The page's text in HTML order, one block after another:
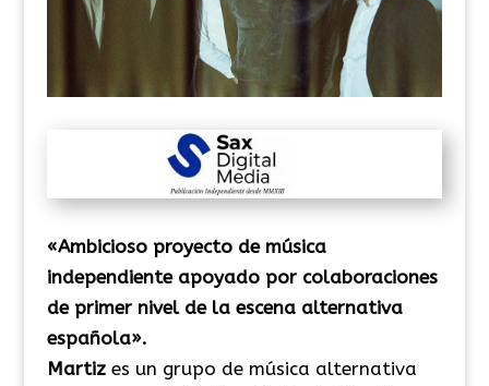
«Ambicioso proyecto de música
independiente apoyado por colaboraciones
de primer nivel de la escena alternativa
española».
Martizes un grupo de música alternativa